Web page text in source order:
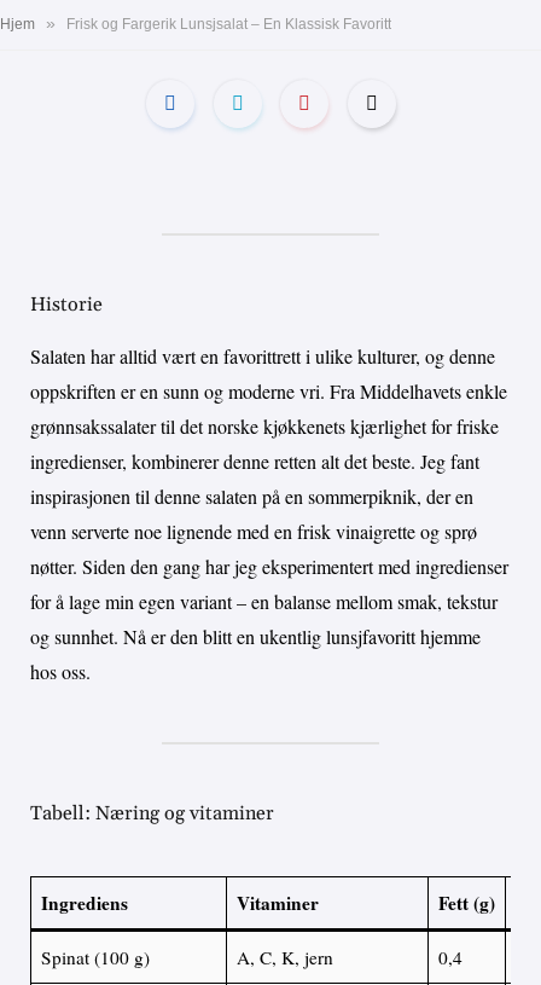
Hjem » Frisk og Fargerik Lunsjsalat – En Klassisk Favoritt
Historie
Salaten har alltid vært en favorittrett i ulike kulturer, og denne
oppskriften er en sunn og moderne vri. Fra Middelhavets enkle
grønnsakssalater til det norske kjøkkenets kjærlighet for friske
ingredienser, kombinerer denne retten alt det beste. Jeg fant
inspirasjonen til denne salaten på en sommerpiknik, der en
venn serverte noe lignende med en frisk vinaigrette og sprø
nøtter. Siden den gang har jeg eksperimentert med ingredienser
for å lage min egen variant – en balanse mellom smak, tekstur
og sunnhet. Nå er den blitt en ukentlig lunsjfavoritt hjemme
hos oss.
Tabell: Næring og vitaminer
Ingrediens Vitaminer Fett (g)
Spinat (100 g) A, C, K, jern 0,4